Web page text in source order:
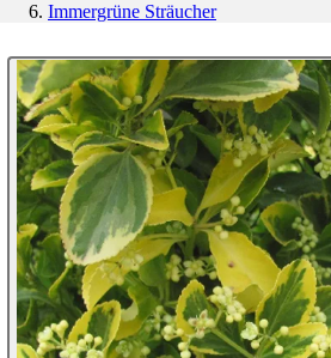
Immergrüne Sträucher